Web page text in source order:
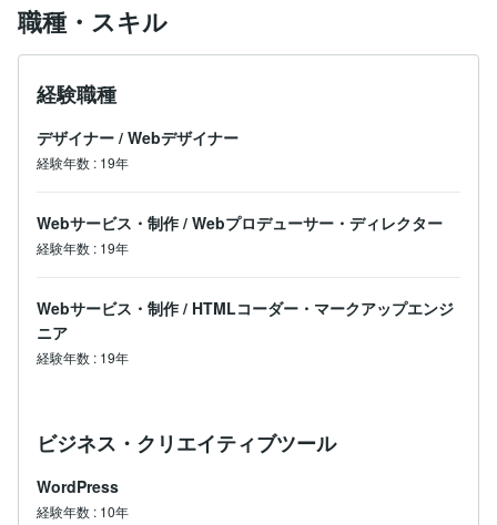
職種・スキル
経験職種
デザイナー / Webデザイナー
経験年数 : 19年
Webサービス・制作 / Webプロデューサー・ディレクター
経験年数 : 19年
Webサービス・制作 / HTMLコーダー・マークアップエンジ
ニア
経験年数 : 19年
ビジネス・クリエイティブツール
WordPress
経験年数 : 10年